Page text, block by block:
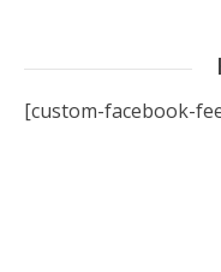
[custom-facebook-